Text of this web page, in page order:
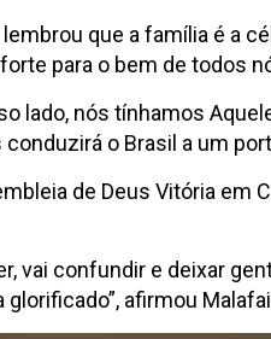
que a família é a
para o bem de todos
lado, nós tínhamos
o Brasil a um
de Deus Vitória em
vai confundir e deixar
afirmou